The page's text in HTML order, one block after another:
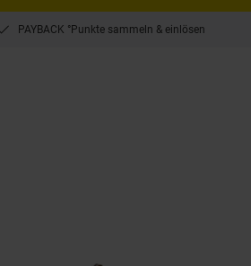
PAYBACK °Punkte sammeln & einlösen